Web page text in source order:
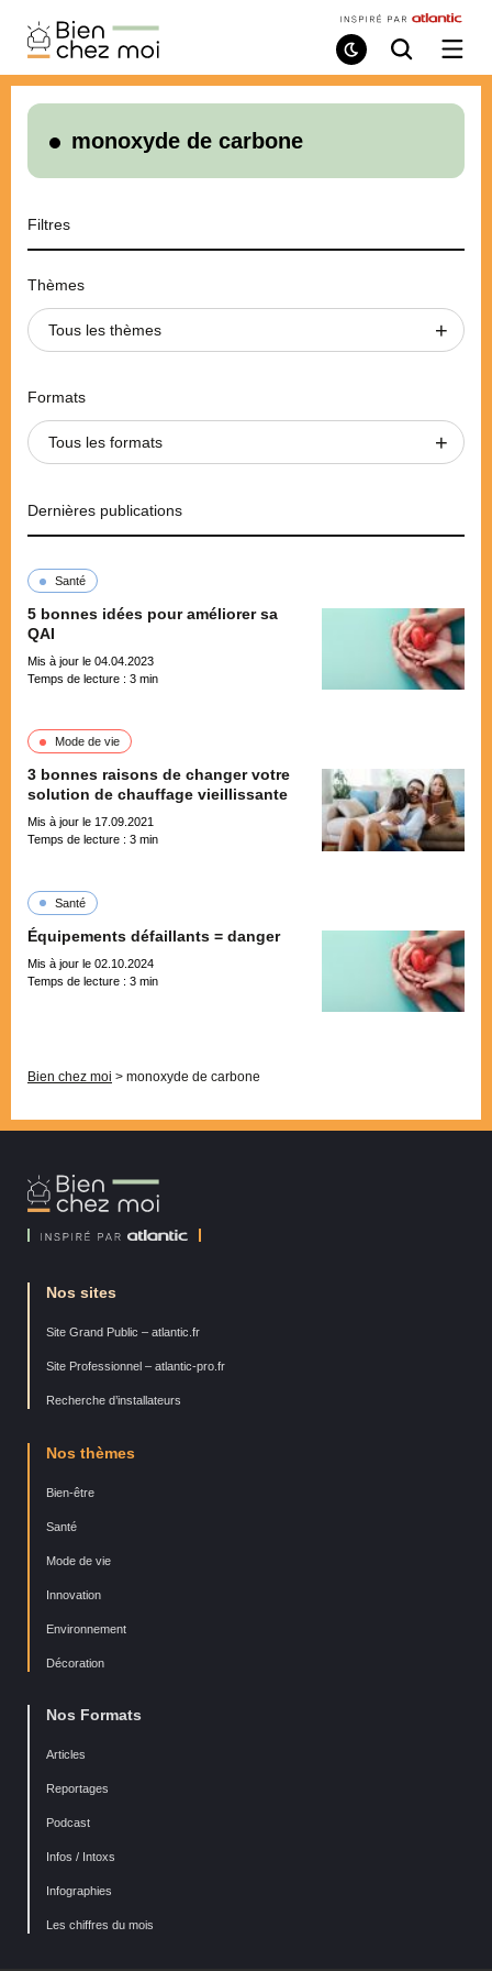
Bien
Chez
Moi
Mode
de
Recherche
/
le
monoxyde de carbone
Filtres
Thèmes
Tous les thèmes
Formats
Tous les formats
Dernières publications
Santé
5 bonnes idées pour améliorer sa
QAI
Mis à jour le 04.04.2023
Temps de lecture : 3 min
Mode de vie
3 bonnes raisons de changer votre
solution de chauffage vieillissante
Mis à jour le 17.09.2021
Temps de lecture : 3 min
Santé
Équipements défaillants = danger
Mis à jour le 02.10.2024
Temps de lecture : 3 min
Bien chez moi > monoxyde de carbone
Bien
Chez
Nos sites
Site Grand Public – atlantic.fr
Site Professionnel – atlantic-pro.fr
Recherche d’installateurs
Nos thèmes
Bien-être
Santé
Mode de vie
Innovation
Environnement
Décoration
Nos Formats
Articles
Reportages
Podcast
Infos / Intoxs
Infographies
Les chiffres du mois